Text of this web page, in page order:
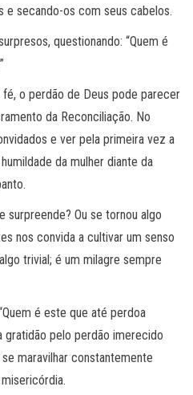
e secando-os com seus cabelos.
questionando: “Quem é
o perdão de Deus pode parecer
da Reconciliação. No
e ver pela primeira vez a
da mulher diante da
surpreende? Ou se tornou algo
nos convida a cultivar um senso
trivial; é um milagre sempre
é este que até perdoa
gratidão pelo perdão imerecido
maravilhar constantemente